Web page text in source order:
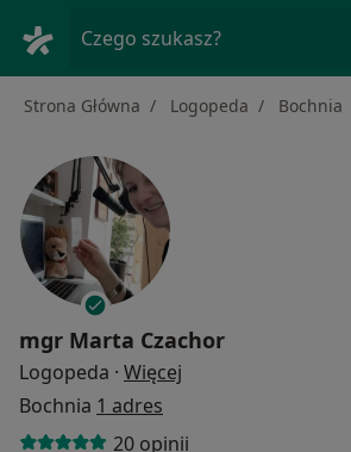
Czego szukasz?
Strona Główna Logopeda Bochnia
mgr Marta Czachor
Logopeda · Więcej
Bochnia 1 adres
20 opinii